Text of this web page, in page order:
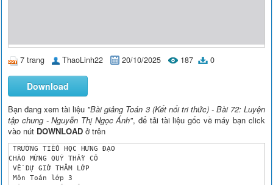
7 trang ThaoLinh22 20/10/2025 187 0
Download
Bạn đang xem tài liệu "Bài giảng Toán 3 (Kết nối tri thức) - Bài 72: Luyện
tập chung - Nguyễn Thị Ngọc Ánh", để tải tài liệu gốc về máy bạn click
vào nút DOWNLOAD ở trên
TRƯỜNG TIỂU HỌC HƯNG ĐẠO
CHÀO MỪNG QUÝ THẦY CÔ
VỀ DỰ GIỜ THĂM LỚP
Môn Toán lớp 3